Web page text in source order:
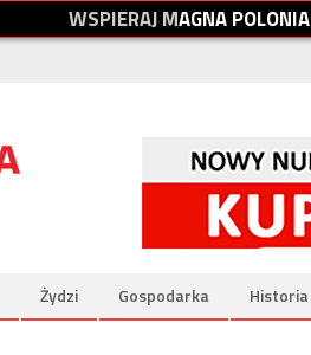
WSPIERAJMAGNAPOLONIA
Żydzi Gospodarka Historia